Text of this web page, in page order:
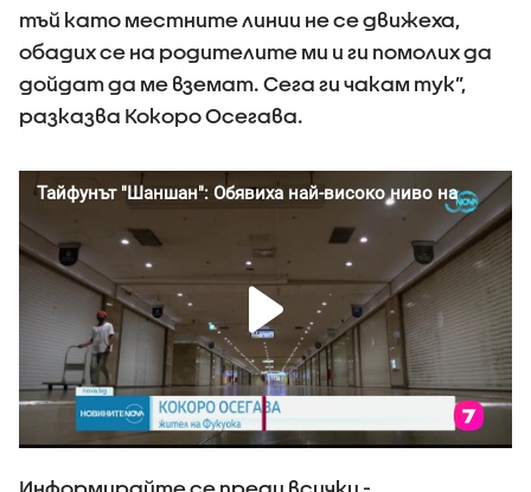
тъй като местните линии не се движеха,
обадих се на родителите ми и ги помолих да
дойдат да ме вземат. Сега ги чакам тук”,
разказва Кокоро Осегава.